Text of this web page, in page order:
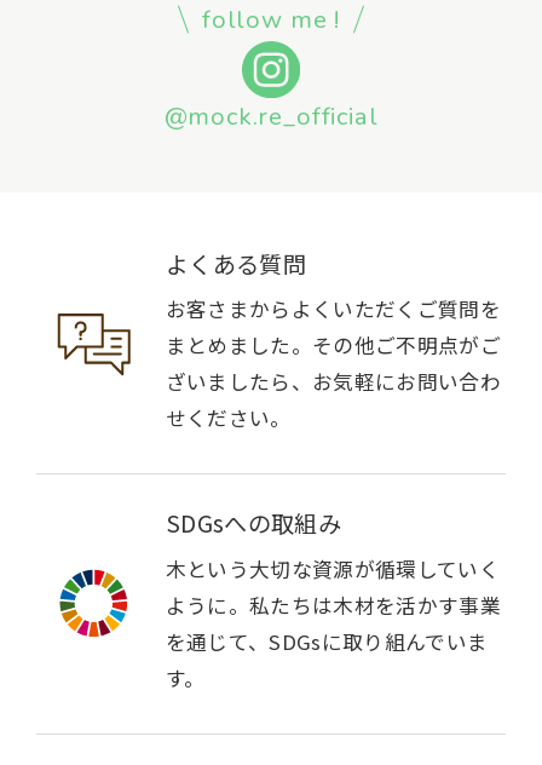
follow me !
@mock.re_official
よくある質問
お客さまからよくいただくご質問を
まとめました。その他ご不明点がご
ざいましたら、お気軽にお問い合わ
せください。
SDGsへの取組み
木という大切な資源が循環していく
ように。私たちは木材を活かす事業
を通じて、SDGsに取り組んでいま
す。